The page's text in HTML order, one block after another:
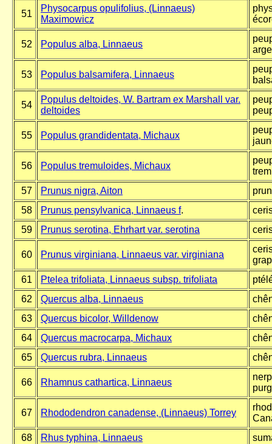
51
Physocarpus opulifolius, (Linnaeus)
Maximowicz
52 Populus alba, Linnaeus
53 Populus balsamifera, Linnaeus
54
Populus deltoides, W. Bartram ex Marshall var.
deltoides
55 Populus grandidentata, Michaux
56 Populus tremuloides, Michaux
57
Prunus nigra, Aiton
58
Prunus pensylvanica, Linnaeus f.
59
Prunus serotina, Ehrhart var. serotina
60 Prunus virginiana, Linnaeus var. virginiana
61
Ptelea trifoliata, Linnaeus subsp. trifoliata
62
Quercus alba, Linnaeus
63
Quercus bicolor, Willdenow
64
Quercus macrocarpa, Michaux
65
Quercus rubra, Linnaeus
66 Rhamnus cathartica, Linnaeus
67 Rhododendron canadense, (Linnaeus) Torrey
68
Rhus typhina, Linnaeus